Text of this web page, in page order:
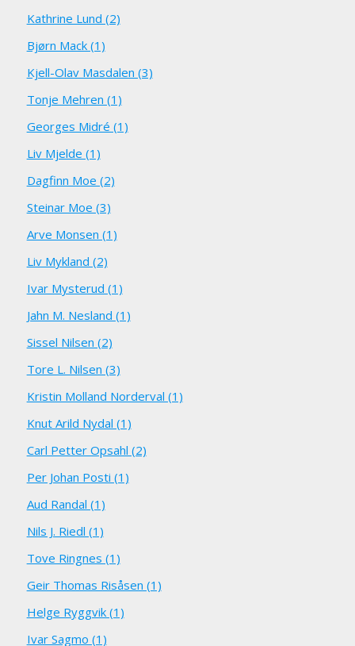
Kathrine Lund (2)
Bjørn Mack (1)
Kjell-Olav Masdalen (3)
Tonje Mehren (1)
Georges Midré (1)
Liv Mjelde (1)
Dagfinn Moe (2)
Steinar Moe (3)
Arve Monsen (1)
Liv Mykland (2)
Ivar Mysterud (1)
Jahn M. Nesland (1)
Sissel Nilsen (2)
Tore L. Nilsen (3)
Kristin Molland Norderval (1)
Knut Arild Nydal (1)
Carl Petter Opsahl (2)
Per Johan Posti (1)
Aud Randal (1)
Nils J. Riedl (1)
Tove Ringnes (1)
Geir Thomas Risåsen (1)
Helge Ryggvik (1)
Ivar Sagmo (1)